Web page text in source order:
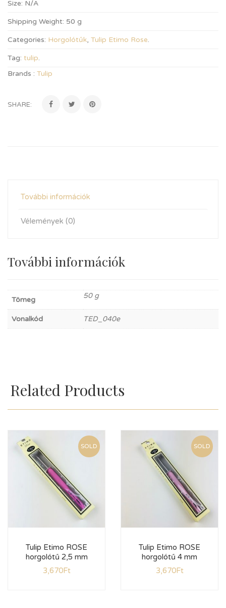
Size: N/A
Shipping Weight: 50 g
Categories: Horgolótűk, Tulip Etimo Rose.
Tag: tulip.
Brands : Tulip
SHARE:
További információk
Vélemények (0)
További információk
Tömeg 50 g
Vonalkód TED_040e
Related Products
SOLD
Tulip Etimo ROSE
horgolótű 2,5 mm
3,670Ft
SOLD
Tulip Etimo ROSE
horgolótű 4 mm
3,670Ft